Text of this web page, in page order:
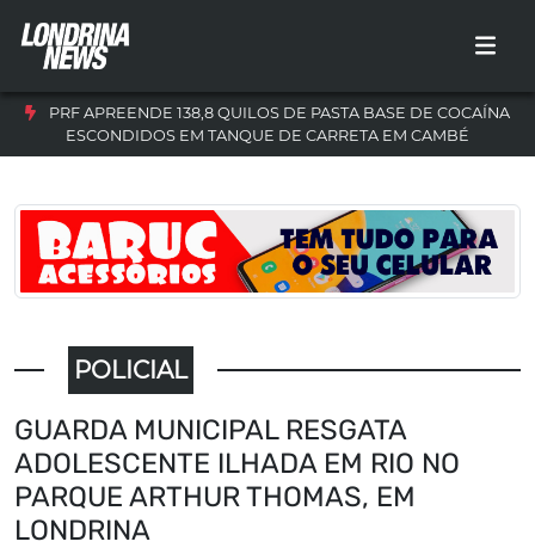
PRF APREENDE 138,8 QUILOS DE PASTA BASE DE COCAÍNA
ESCONDIDOS EM TANQUE DE CARRETA EM CAMBÉ
POLICIAL
GUARDA MUNICIPAL RESGATA
ADOLESCENTE ILHADA EM RIO NO
PARQUE ARTHUR THOMAS, EM
LONDRINA